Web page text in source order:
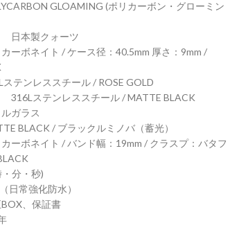
GLOAMING (ポリカーボン・グローミン
日本製クォーツ
ーボネイト / ケース径：40.5mm 厚さ：9mm /
テンレススチール / ROSE GOLD
316Lステンレススチール / MATTE BLACK
ガラス
BLACK / ブラックルミノバ（蓄光）
ーボネイト / バンド幅：19mm / クラスプ：バタフ
分・秒)
常強化防水）
、保証書